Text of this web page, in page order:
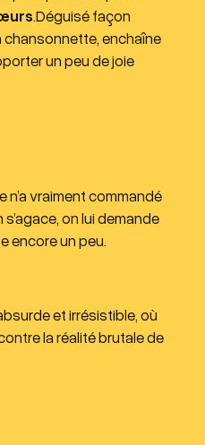
.Déguisé façon
chansonnette, enchaîne
un peu de joie
n’a vraiment commandé
on lui demande
encore un peu.
et irrésistible, où
la réalité brutale de